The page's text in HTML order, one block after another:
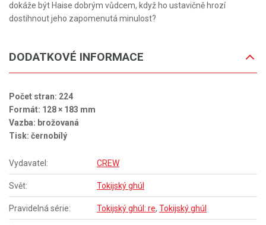
dokáže být Haise dobrým vůdcem, když ho ustavičně hrozí
dostihnout jeho zapomenutá minulost?
DODATKOVÉ INFORMACE
Počet stran: 224
Formát: 128 × 183 mm
Vazba: brožovaná
Tisk: černobílý
Vydavatel: CREW
Svět: Tokijský ghúl
Pravidelná série: Tokijský ghúl: re, Tokijský ghúl